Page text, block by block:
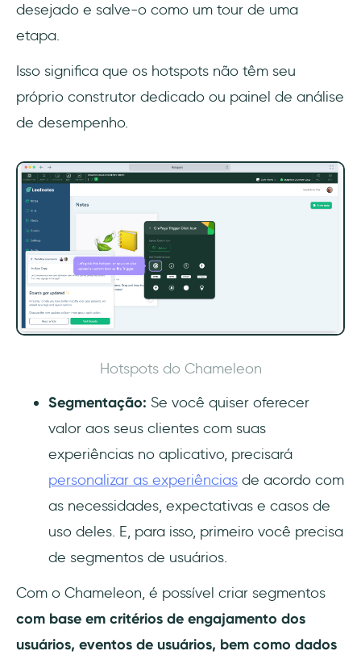
desejado e salve-o como um tour de uma
etapa.
Isso significa que os hotspots não têm seu
próprio construtor dedicado ou painel de análise
de desempenho.
Hotspots do Chameleon
Segmentação: Se você quiser oferecer
valor aos seus clientes com suas
experiências no aplicativo, precisará
personalizar as experiências de acordo com
as necessidades, expectativas e casos de
uso deles. E, para isso, primeiro você precisa
de segmentos de usuários.
Com o Chameleon, é possível criar segmentos
com base em critérios de engajamento dos
usuários, eventos de usuários, bem como dados